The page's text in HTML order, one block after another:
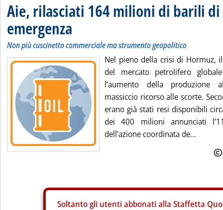
Aie, rilasciati 164 milioni di barili
emergenza
Non più cuscinetto commerciale ma strumento geopolitico
Nel pieno della crisi di Hormuz,
del mercato petrolifero
l’aumento della produzione
massiccio ricorso alle scorte.
erano già stati resi disponibili
dei 400 milioni annunciati
dell’azione coordinata de...
Soltanto gli utenti abbonati alla Staffetta